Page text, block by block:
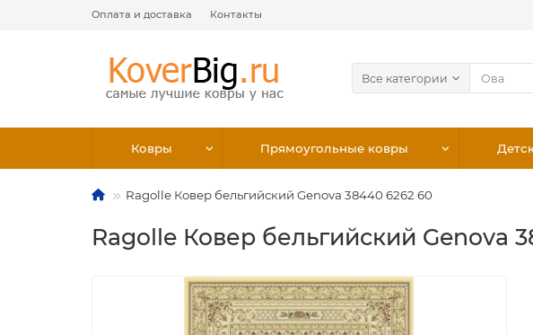
Оплата и доставка Контакты
Все категории
Ковры Прямоугольные ковры
Ragolle Ковер бельгийский Genova 38440 6262 60
Ragolle Ковер бельгийский Genova